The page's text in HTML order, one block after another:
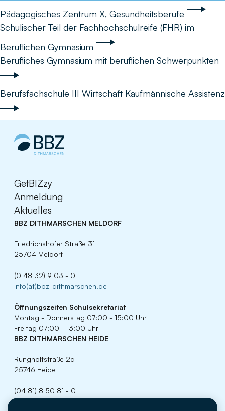
Pädagogisches Zentrum X, Gesundheitsberufe
Schulischer Teil der Fachhochschulreife (FHR) im
Beruflichen Gymnasium
Berufliches Gymnasium mit beruflichen Schwerpunkten
Berufsfachschule III Wirtschaft Kaufmännische Assistenz
GetBIZzy
Anmeldung
Aktuelles
BBZ DITHMARSCHEN MELDORF
Friedrichshöfer Straße 31
25704 Meldorf
(0 48 32) 9 03 - 0
info(at)bbz-dithmarschen.de
Öffnungszeiten Schulsekretariat
Montag - Donnerstag 07:00 - 15:00 Uhr
Freitag 07:00 - 13:00 Uhr
BBZ DITHMARSCHEN HEIDE
Rungholtstraße 2c
25746 Heide
(04 81) 8 50 81 - 0
info(at)bbz-dithmarschen.de